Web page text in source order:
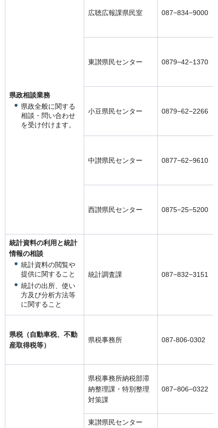
県政相談業務
県政全般に関する
相談・問い合わせ
を受け付けます。
広聴広報課県民室 087−834−9000
東讃県民センター 0879−42−1370
小豆県民センター 0879−62−2266
中讃県民センター 0877−62−9610
西讃県民センター 0875−25−5200
統計資料の利用と統計
情報の相談
統計資料の閲覧や
提供に関すること
統計の出所、使い
方及び分析方法等
に関すること
統計調査課 087−832−3151
県税（自動車税、不動
産取得税等）
県税事務所 087-806-0302
県税事務所納税部滞
納整理課・特別整理
対策課
087−806−0322
東讃県民センター